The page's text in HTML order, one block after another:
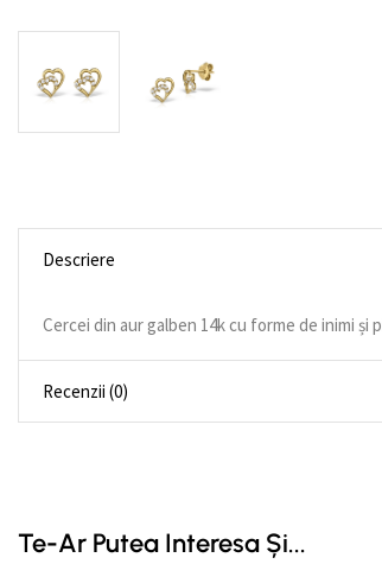
Descriere
Cercei din aur galben 14k cu forme de inimi
Recenzii (0)
Te-Ar Putea Interesa Și...